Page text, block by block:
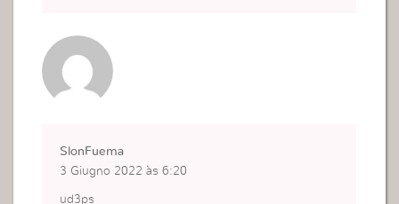
SlonFuema
3 Giugno 2022 às 6:20
ud3ps